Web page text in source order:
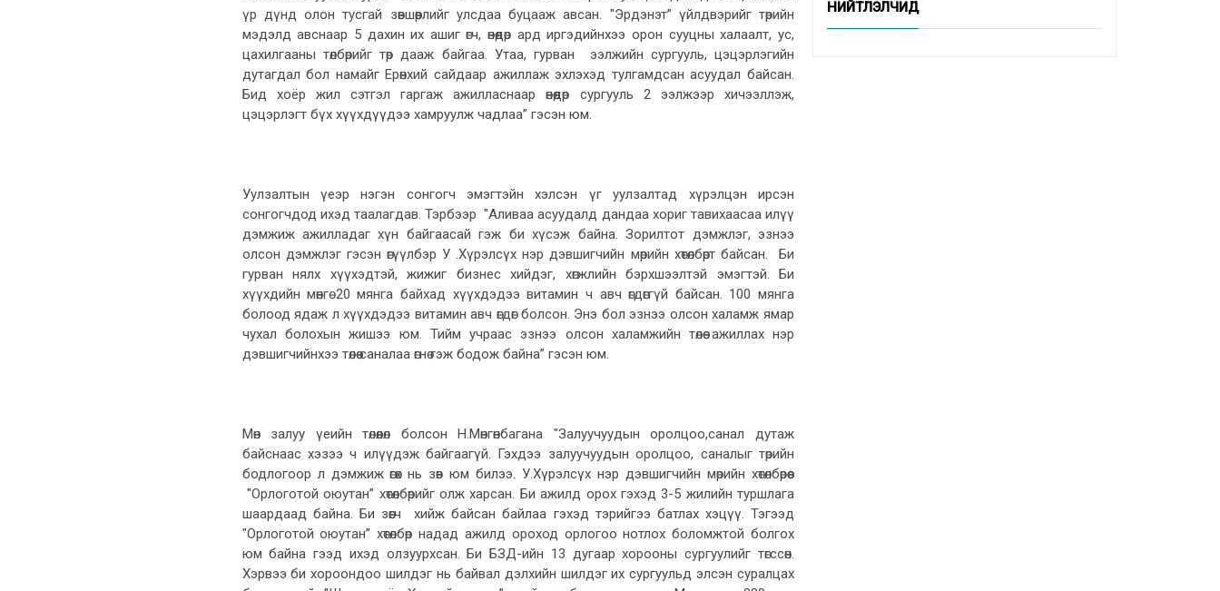
сануулав
НИЙТЛЭЛЧИД
үр дүнд олон тусгай зөвшөөрлийг улсдаа буцааж авсан. "Эрдэнэт” үйлдвэрийг төрийн
мэдэлд авснаар 5 дахин их ашиг өгч, өнөөдөр ард иргэдийнхээ орон сууцны халаалт, ус,
цахилгааны төлбөрийг төр дааж байгаа. Утаа, гурван ээлжийн сургууль, цэцэрлэгийн
дутагдал бол намайг Ерөнхий сайдаар ажиллаж эхлэхэд тулгамдсан асуудал байсан.
Бид хоёр жил сэтгэл гаргаж ажилласнаар өнөөдөр сургууль 2 ээлжээр хичээллэж,
цэцэрлэгт бүх хүүхдүүдээ хамруулж чадлаа” гэсэн юм.
Уулзалтын үеэр нэгэн сонгогч эмэгтэйн хэлсэн үг уулзалтад хүрэлцэн ирсэн
сонгогчдод ихэд таалагдав. Тэрбээр "Аливаа асуудалд дандаа хориг тавихаасаа илүү
дэмжиж ажилладаг хүн байгаасай гэж би хүсэж байна. Зорилтот дэмжлэг, эзнээ
олсон дэмжлэг гэсэн өгүүлбэр У .Хүрэлсүх нэр дэвшигчийн мөрийн хөтөлбөрт байсан. Би
гурван нялх хүүхэдтэй, жижиг бизнес хийдэг, хөгжлийн бэрхшээлтэй эмэгтэй. Би
хүүхдийн мөнгө 20 мянга байхад хүүхдэдээ витамин ч авч өгдөггүй байсан. 100 мянга
болоод ядаж л хүүхдэдээ витамин авч өгдөг болсон. Энэ бол эзнээ олсон халамж ямар
чухал болохын жишээ юм. Тийм учраас эзнээ олсон халамжийн төлөө ажиллах нэр
дэвшигчийнхээ төлөө саналаа өгнө гэж бодож байна” гэсэн юм.
Мөн залуу үеийн төлөөлөл болсон Н.Мөнгөнбагана "Залуучуудын оролцоо,санал дутаж
байснаас хэзээ ч илүүдэж байгаагүй. Гэхдээ залуучуудын оролцоо, саналыг төрийн
бодлогоор л дэмжиж өгөх нь зөв юм билээ. У.Хүрэлсүх нэр дэвшигчийн мөрийн хөтөлбөрөөс
"Орлоготой оюутан” хөтөлбөрийг олж харсан. Би ажилд орох гэхэд 3-5 жилийн туршлага
шаардаад байна. Би зөөгч хийж байсан байлаа гэхэд тэрийгээ батлах хэцүү. Тэгээд
"Орлоготой оюутан” хөтөлбөр надад ажилд ороход орлогоо нотлох боломжтой болгох
юм байна гээд ихэд олзуурхсан. Би БЗД-ийн 13 дугаар хорооны сургуулийг төгссөн.
Хэрвээ би хороондоо шилдэг нь байвал дэлхийн шилдэг их сургуульд элсэн суралцах